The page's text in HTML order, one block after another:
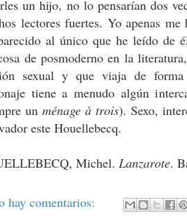
un hijo, no lo pensarían dos
lectores fuertes. Yo apenas
al único que he leído de
de posmoderno en la
sexual y que viaja de
tiene a menudo algún
un ménage à trois). Sexo,
este Houellebecq.
Michel. Lanzarote.
hay comentarios: